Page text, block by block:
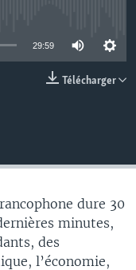
29:59
Télécharger
dure 30
minutes,
des
l’économie,